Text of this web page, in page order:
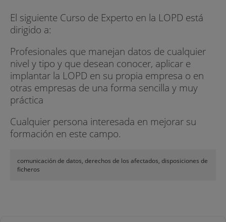
El siguiente Curso de Experto en la LOPD está
dirigido a:
Profesionales que manejan datos de cualquier
nivel y tipo y que desean conocer, aplicar e
implantar la LOPD en su propia empresa o en
otras empresas de una forma sencilla y muy
práctica
Cualquier persona interesada en mejorar su
formación en este campo.
comunicación de datos, derechos de los afectados, disposiciones de
ficheros